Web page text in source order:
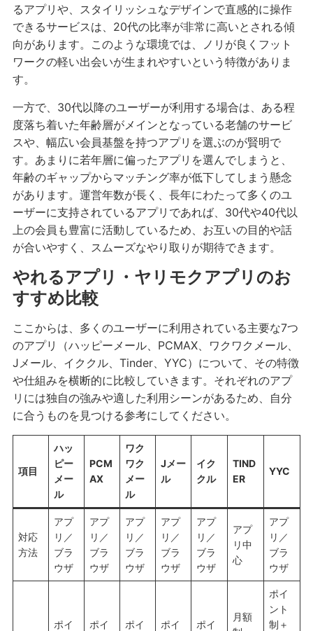
るアプリや、スタイリッシュなデザインで直感的に操作
できるサービスは、20代の比率が非常に高いとされる傾
向があります。このような環境では、ノリが良くフット
ワークの軽い出会いが生まれやすいという特徴がありま
す。
一方で、30代以降のユーザーが利用する場合は、ある程
度落ち着いた年齢層がメインとなっている老舗のサービ
スや、幅広い会員基盤を持つアプリを選ぶのが賢明で
す。あまりに若年層に偏ったアプリを選んでしまうと、
年齢のギャップからマッチング率が低下してしまう懸念
があります。運営年数が長く、長年にわたって多くのユ
ーザーに支持されているアプリであれば、30代や40代以
上の会員も豊富に活動しているため、お互いの目的や話
が合いやすく、スムーズなやり取りが期待できます。
やれるアプリ・ヤリモクアプリのお
すすめ比較
ここからは、多くのユーザーに利用されている主要な7つ
のアプリ（ハッピーメール、PCMAX、ワクワクメール、
Jメール、イククル、Tinder、YYC）について、その特徴
や仕組みを横断的に比較していきます。それぞれのアプ
リには独自の強みや適した利用シーンがあるため、自分
に合うものを見つける参考にしてください。
項目
ハッ
ピー
メー
ル
PCM
AX
ワク
ワク
メー
ル
Jメー
ル
イク
クル
TIND
ER
YYC
対応
方法
アプ
リ／
ブラ
ウザ
アプ
リ／
ブラ
ウザ
アプ
リ／
ブラ
ウザ
アプ
リ／
ブラ
ウザ
アプ
リ／
ブラ
ウザ
アプ
リ中
心
アプ
リ／
ブラ
ウザ
ポイ
ポイ
ポイ
ポイ
ポイ
月額
ポイ
ント
制＋